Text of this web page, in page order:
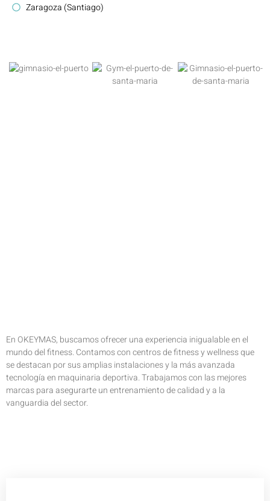
Zaragoza (Santiago)
En OKEYMAS, buscamos ofrecer una experiencia inigualable en el
mundo del fitness. Contamos con centros de fitness y wellness que
se destacan por sus amplias instalaciones y la más avanzada
tecnología en maquinaria deportiva. Trabajamos con las mejores
marcas para asegurarte un entrenamiento de calidad y a la
vanguardia del sector.